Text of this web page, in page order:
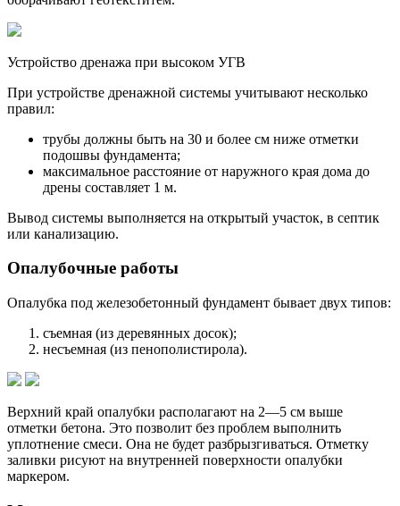
Устройство дренажа при высоком УГВ
При устройстве дренажной системы учитывают несколько
правил:
трубы должны быть на 30 и более см ниже отметки
подошвы фундамента;
максимальное расстояние от наружного края дома до
дрены составляет 1 м.
Вывод системы выполняется на открытый участок, в септик
или канализацию.
Опалубочные работы
Опалубка под железобетонный фундамент бывает двух типов:
съемная (из деревянных досок);
несъемная (из пенополистирола).
Верхний край опалубки располагают на 2—5 см выше
отметки бетона. Это позволит без проблем выполнить
уплотнение смеси. Она не будет разбрызгиваться. Отметку
заливки рисуют на внутренней поверхности опалубки
маркером.